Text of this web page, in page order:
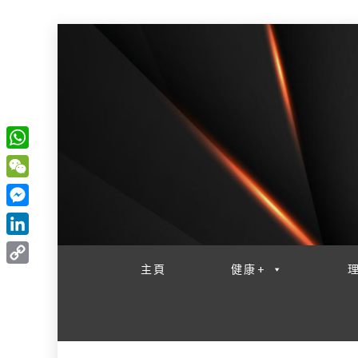
主頁 健康+
W
h
a
t
s
W
e
C
h
M
e
s
L
i